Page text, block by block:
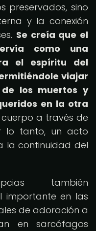
preservados, sino
y la conexión
Se creía que el
como una
el espíritu del
viajar
los muertos y
en la otra
a través de
lo tanto, un acto
la continuidad del
también
importante en las
de adoración a
en sarcófagos